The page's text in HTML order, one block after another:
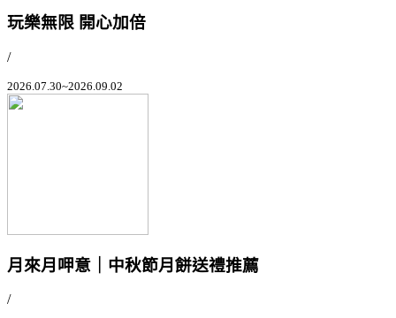
玩樂無限 開心加倍
/
2026.07.30~2026.09.02
月來月呷意｜中秋節月餅送禮推薦
/